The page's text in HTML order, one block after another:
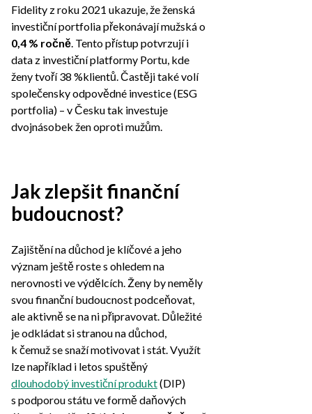
Fidelity z roku 2021 ukazuje, že ženská
investiční portfolia překonávají mužská o
0,4 % ročně. Tento přístup potvrzují i
data z investiční platformy Portu, kde
ženy tvoří 38 %klientů. Častěji také volí
společensky odpovědné investice (ESG
portfolia) – v Česku tak investuje
dvojnásobek žen oproti mužům.
Jak zlepšit finanční
budoucnost?
Zajištění na důchod je klíčové a jeho
význam ještě roste s ohledem na
nerovnosti ve výdělcích. Ženy by neměly
svou finanční budoucnost podceňovat,
ale aktivně se na ni připravovat. Důležité
je odkládat si stranou na důchod,
k čemuž se snaží motivovat i stát. Využít
lze například i letos spuštěný
dlouhodobý investiční produkt(DIP)
s podporou státu ve formě daňových